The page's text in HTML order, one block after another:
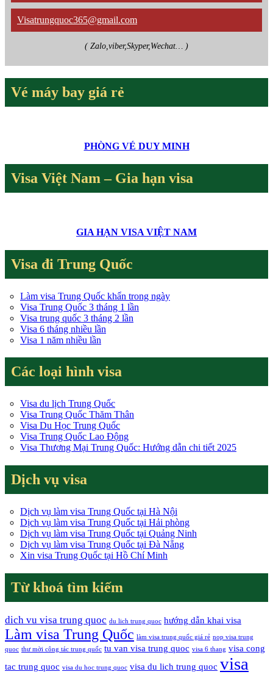
Visatrungquoc365@gmail.com
( Zalo,viber,Skyper,Wechat… )
Vé máy bay giá rẻ
PHÒNG VÉ DUY MINH
Visa Việt Nam – Gia hạn visa
GIA HẠN VISA VIỆT NAM
Visa đi Trung Quốc
Làm visa Trung Quốc khẩn trong ngày
Visa Trung Quốc 3 tháng 1 lần
Visa trung quốc 3 tháng 2 lần
Visa 6 tháng nhiều lần
Visa 1 năm nhiều lần
Các loại hình visa
Visa du lịch Trung Quốc
Visa Trung Quốc Thăm Thân
Visa Du Học Trung Quốc
Visa Trung Quốc Lao Động
Visa Thương Mại Trung Quốc: Hướng dẫn chi tiết 2025
Dịch vụ visa
Dịch vụ làm visa Trung Quốc tại Hà Nội
Dịch vụ làm visa Trung Quốc tại Hải phòng
Dịch vụ làm visa Trung Quốc tại Quảng Ninh
Dịch vụ làm visa Trung Quốc tại Đà Nẵng
Xin visa Trung Quốc tại Hồ Chí Minh
Từ khoá tìm kiếm
dich vu visa trung quoc du lich trung quoc hướng dẫn khai visa
Làm visa Trung Quốc làm visa trung quốc giá rẻ nop visa trung
quoc thư mời công tác trung quốc tu van visa trung quoc visa 6 thang visa cong
tac trung quoc visa du hoc trung quoc visa du lich trung quoc visa